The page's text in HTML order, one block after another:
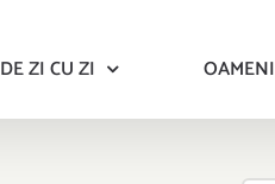
DE ZI CU ZI OAMENI